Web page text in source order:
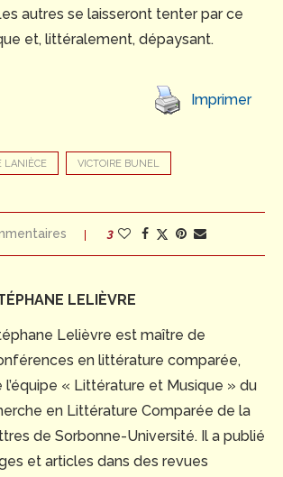
autres se laisseront tenter par ce
et, littéralement, dépaysant.
Imprimer
LANIÈCE VICTOIRE BUNEL
3
LELIÈVRE
Lelièvre est maître de
en littérature comparée,
« Littérature et Musique » du
en Littérature Comparée de la
de Sorbonne-Université. Il a publié
et articles dans des revues